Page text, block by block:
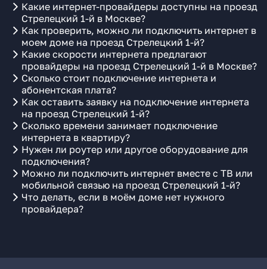
Какие интернет-провайдеры доступны на проезд
Стрелецкий 1-й в Москве?
Как проверить, можно ли подключить интернет в
моем доме на проезд Стрелецкий 1-й?
Какие скорости интернета предлагают
провайдеры на проезд Стрелецкий 1-й в Москве?
Сколько стоит подключение интернета и
абонентская плата?
Как оставить заявку на подключение интернета
на проезд Стрелецкий 1-й?
Сколько времени занимает подключение
интернета в квартиру?
Нужен ли роутер или другое оборудование для
подключения?
Можно ли подключить интернет вместе с ТВ или
мобильной связью на проезд Стрелецкий 1-й?
Что делать, если в моём доме нет нужного
провайдера?